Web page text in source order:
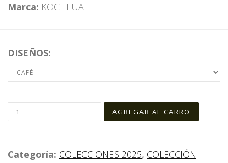
Marca: KOCHEUA
DISEÑOS:
Categoría: COLECCIONES 2025, COLECCIÓN